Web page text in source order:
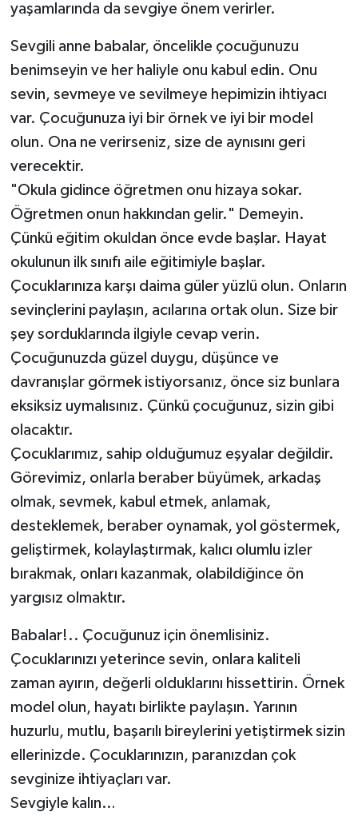
yaşamlarında da sevgiye önem verirler.
Sevgili anne babalar, öncelikle çocuğunuzu
benimseyin ve her haliyle onu kabul edin. Onu
sevin, sevmeye ve sevilmeye hepimizin ihtiyacı
var. Çocuğunuza iyi bir örnek ve iyi bir model
olun. Ona ne verirseniz, size de aynısını geri
verecektir.
"Okula gidince öğretmen onu hizaya sokar.
Öğretmen onun hakkından gelir." Demeyin.
Çünkü eğitim okuldan önce evde başlar. Hayat
okulunun ilk sınıfı aile eğitimiyle başlar.
Çocuklarınıza karşı daima güler yüzlü olun. Onların
sevinçlerini paylaşın, acılarına ortak olun. Size bir
şey sorduklarında ilgiyle cevap verin.
Çocuğunuzda güzel duygu, düşünce ve
davranışlar görmek istiyorsanız, önce siz bunlara
eksiksiz uymalısınız. Çünkü çocuğunuz, sizin gibi
olacaktır.
Çocuklarımız, sahip olduğumuz eşyalar değildir.
Görevimiz, onlarla beraber büyümek, arkadaş
olmak, sevmek, kabul etmek, anlamak,
desteklemek, beraber oynamak, yol göstermek,
geliştirmek, kolaylaştırmak, kalıcı olumlu izler
bırakmak, onları kazanmak, olabildiğince ön
yargısız olmaktır.
Babalar!.. Çocuğunuz için önemlisiniz.
Çocuklarınızı yeterince sevin, onlara kaliteli
zaman ayırın, değerli olduklarını hissettirin. Örnek
model olun, hayatı birlikte paylaşın. Yarının
huzurlu, mutlu, başarılı bireylerini yetiştirmek sizin
ellerinizde. Çocuklarınızın, paranızdan çok
sevginize ihtiyaçları var.
Sevgiyle kalın…